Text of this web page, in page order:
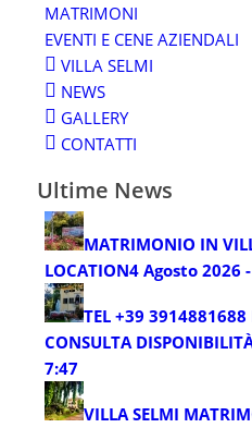
MATRIMONI
EVENTI E CENE AZIENDALI
VILLA SELMI
NEWS
GALLERY
CONTATTI
Ultime News
MATRIMONIO IN
LOCATION4 Agosto 2026
TEL +39
CONSULTA
7:47
VILLA SELMI